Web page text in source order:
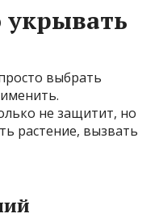
выбрать
не защитит, но
растение, вызвать